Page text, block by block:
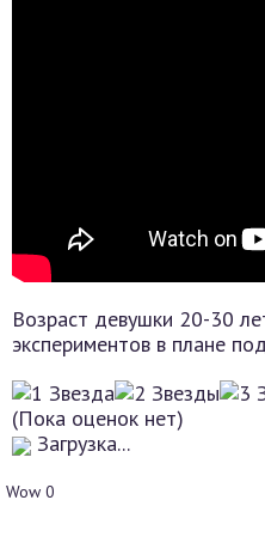
Возраст девушки 20-30
экспериментов в плане
(Пока оценок нет)
Загрузка...
Wow 0